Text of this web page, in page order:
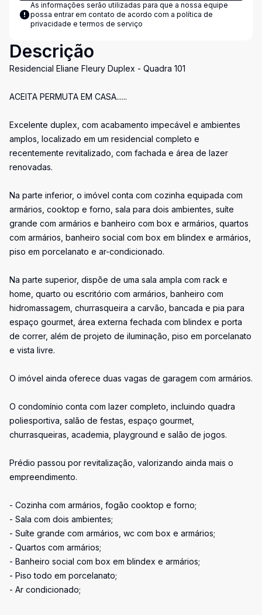
As informações serão utilizadas para que a nossa equipe
possa entrar em contato de acordo com a política de
privacidade e termos de serviço
Descrição
Residencial Eliane Fleury Duplex - Quadra 101
ACEITA PERMUTA EM CASA......
Excelente duplex, com acabamento impecável e ambientes
amplos, localizado em um residencial completo e
recentemente revitalizado, com fachada e área de lazer
renovadas.
Na parte inferior, o imóvel conta com cozinha equipada com
armários, cooktop e forno, sala para dois ambientes, suíte
grande com armários e banheiro com box e armários, quartos
com armários, banheiro social com box em blindex e armários,
piso em porcelanato e ar-condicionado.
Na parte superior, dispõe de uma sala ampla com rack e
home, quarto ou escritório com armários, banheiro com
hidromassagem, churrasqueira a carvão, bancada e pia para
espaço gourmet, área externa fechada com blindex e porta
de correr, além de projeto de iluminação, piso em porcelanato
e vista livre.
O imóvel ainda oferece duas vagas de garagem com armários.
O condomínio conta com lazer completo, incluindo quadra
poliesportiva, salão de festas, espaço gourmet,
churrasqueiras, academia, playground e salão de jogos.
Prédio passou por revitalização, valorizando ainda mais o
empreendimento.
- Cozinha com armários, fogão cooktop e forno;
- Sala com dois ambientes;
- Suíte grande com armários, wc com box e armários;
- Quartos com armários;
- Banheiro social com box em blindex e armários;
- Piso todo em porcelanato;
- Ar condicionado;